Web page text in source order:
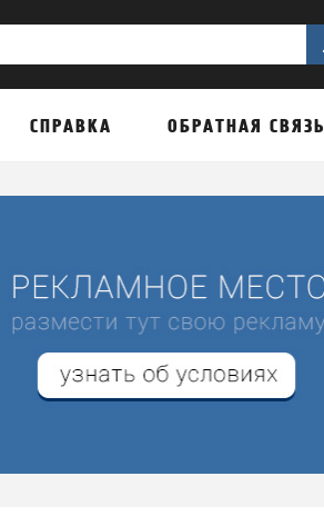
СПРАВКА ОБРАТНАЯ СВЯЗЬ